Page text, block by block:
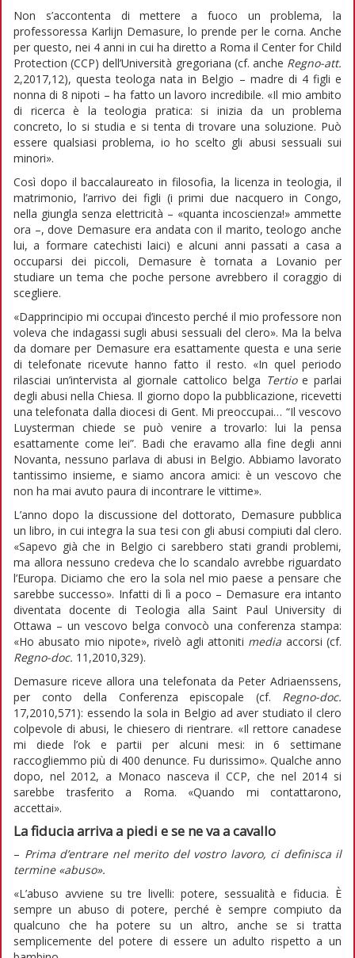
Non s’accontenta di mettere a fuoco un problema, la
professoressa Karlijn Demasure, lo prende per le corna. Anche
per questo, nei 4 anni in cui ha diretto a Roma il Center for Child
Protection (CCP) dell’Università gregoriana (cf. anche Regno-att.
2,2017,12), questa teologa nata in Belgio – madre di 4 figli e
nonna di 8 nipoti – ha fatto un lavoro incredibile. «Il mio ambito
di ricerca è la teologia pratica: si inizia da un problema
concreto, lo si studia e si tenta di trovare una soluzione. Può
essere qualsiasi problema, io ho scelto gli abusi sessuali sui
minori».
Così dopo il baccalaureato in filosofia, la licenza in teologia, il
matrimonio, l’arrivo dei figli (i primi due nacquero in Congo,
nella giungla senza elettricità – «quanta incoscienza!» ammette
ora –, dove Demasure era andata con il marito, teologo anche
lui, a formare catechisti laici) e alcuni anni passati a casa a
occuparsi dei piccoli, Demasure è tornata a Lovanio per
studiare un tema che poche persone avrebbero il coraggio di
scegliere.
«Dapprincipio mi occupai d’incesto perché il mio professore non
voleva che indagassi sugli abusi sessuali del clero». Ma la belva
da domare per Demasure era esattamente questa e una serie
di telefonate ricevute hanno fatto il resto. «In quel periodo
rilasciai un’intervista al giornale cattolico belga Tertioe parlai
degli abusi nella Chiesa. Il giorno dopo la pubblicazione, ricevetti
una telefonata dalla diocesi di Gent. Mi preoccupai… “Il vescovo
Luysterman chiede se può venire a trovarlo: lui la pensa
esattamente come lei”. Badi che eravamo alla fine degli anni
Novanta, nessuno parlava di abusi in Belgio. Abbiamo lavorato
tantissimo insieme, e siamo ancora amici: è un vescovo che
non ha mai avuto paura di incontrare le vittime».
L’anno dopo la discussione del dottorato, Demasure pubblica
un libro, in cui integra la sua tesi con gli abusi compiuti dal clero.
«Sapevo già che in Belgio ci sarebbero stati grandi problemi,
ma allora nessuno credeva che lo scandalo avrebbe riguardato
l’Europa. Diciamo che ero la sola nel mio paese a pensare che
sarebbe successo». Infatti di lì a poco – Demasure era intanto
diventata docente di Teologia alla Saint Paul University di
Ottawa – un vescovo belga convocò una conferenza stampa:
«Ho abusato mio nipote», rivelò agli attoniti media accorsi (cf.
Regno-doc. 11,2010,329).
Demasure riceve allora una telefonata da Peter Adriaenssens,
per conto della Conferenza episcopale (cf. Regno-doc.
17,2010,571): essendo la sola in Belgio ad aver studiato il clero
colpevole di abusi, le chiesero di rientrare. «Il rettore canadese
mi diede l’ok e partii per alcuni mesi: in 6 settimane
raccogliemmo più di 400 denunce. Fu durissimo». Qualche anno
dopo, nel 2012, a Monaco nasceva il CCP, che nel 2014 si
sarebbe trasferito a Roma. «Quando mi contattarono,
accettai».
La fiducia arriva a piedi e se ne va a cavallo
– Prima d’entrare nel merito del vostro lavoro, ci definisca il
termine «abuso».
«L’abuso avviene su tre livelli: potere, sessualità e fiducia. È
sempre un abuso di potere, perché è sempre compiuto da
qualcuno che ha potere su un altro, anche se si tratta
semplicemente del potere di essere un adulto rispetto a un